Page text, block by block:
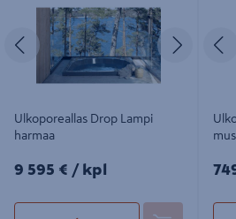
Edellinen Seuraava
Ulkoporeallas Drop Lampi
harmaa
9595€/kpl
9 595 € / kpl